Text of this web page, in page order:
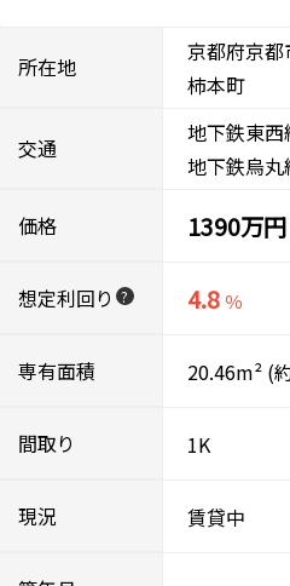
所在地
京都府京都
柿本町
交通
地下鉄東
地下鉄烏
価格 1390万円
想定利回り ? 4.8 ％
専有面積 20.46m² (
間取り 1K
現況 賃貸中